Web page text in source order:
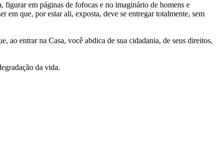
em páginas de fofocas e no imaginário de homens e
em que, por estar ali, exposta, deve se entregar totalmente, sem
ao entrar na Casa, você abdica de sua cidadania, de seus direitos,
da vida.